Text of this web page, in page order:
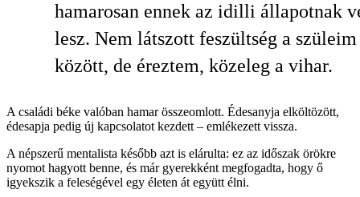
hamarosan ennek az idilli állapotnak
lesz. Nem látszott feszültség a szüleim
között, de éreztem, közeleg a vihar.
A családi béke valóban hamar összeomlott. Édesanyja elköltözött,
édesapja pedig új kapcsolatot kezdett – emlékezett vissza.
A népszerű mentalista később azt is elárulta: ez az időszak örökre
nyomot hagyott benne, és már gyerekként megfogadta, hogy ő
igyekszik a feleségével egy életen át együtt élni.